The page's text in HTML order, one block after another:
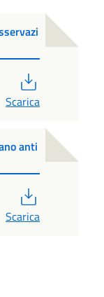
Scarica
anti
Scarica